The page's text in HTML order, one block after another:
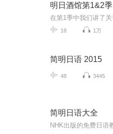
明日酒馆第1&2季
18 1万
简明日语 2015
48 3445
简明日语大全